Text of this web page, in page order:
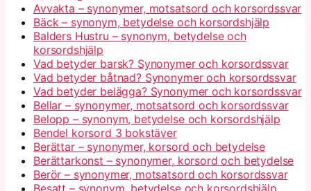
Avvakta – synonymer, motsatsord och korsordssvar
Bäck – synonym, betydelse och korsordshjälp
Balders Hustru – synonym, betydelse och
korsordshjälp
Vad betyder barsk? Synonymer och korsordssvar
Vad betyder båtnad? Synonymer och korsordssvar
Vad betyder belägga? Synonymer och korsordssvar
Bellar – synonymer, motsatsord och korsordssvar
Belopp – synonym, betydelse och korsordshjälp
Bendel korsord 3 bokstäver
Berättar – synonymer, korsord och betydelse
Berättarkonst – synonymer, korsord och betydelse
Berör – synonymer, motsatsord och korsordssvar
Besatt – synonym, betydelse och korsordshjälp